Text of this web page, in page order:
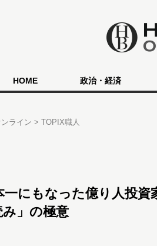
HOME 政治・経済
ライン TOPIX職人
一にもなった億り人投資
」の極意